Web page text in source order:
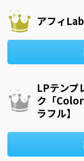
アフィ
LPテンプ
ク「
ラフル】